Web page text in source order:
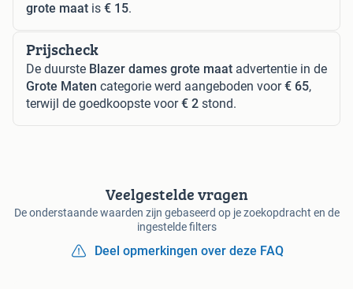
grote maat is € 15.
Prijscheck
De duurste Blazer dames grote maat advertentie in de
Grote Maten categorie werd aangeboden voor€ 65,
terwijl de goedkoopste voor€ 2 stond.
Veelgestelde vragen
De onderstaande waarden zijn gebaseerd op je zoekopdracht en de
ingestelde filters
Deel opmerkingen over deze FAQ